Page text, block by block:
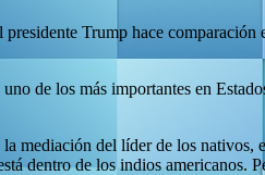
Trump hace comparación
de los más importantes en
mediación del líder de los nativos,
dentro de los indios americanos.